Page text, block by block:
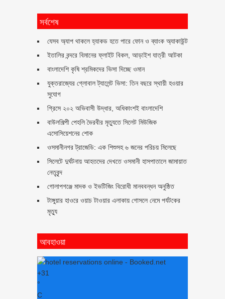
সর্বশেষ
যেসব অ্যাপ থাকলে হ্যাকড হতে পারে ফোন ও ব্যাংক অ্যাকাউন্ট
ইতালির বন্দরে বিমানের ফ্লাইট বিকল, আড়াইশ যাত্রী আটকা
বাংলাদেশি কৃষি শ্রমিকদের ভিসা দিচ্ছে ওমান
যুক্তরাজ্যের গ্লোবাল ট্যালেন্ট ভিসা: তিন বছরে স্থায়ী হওয়ার
সুযোগ
গ্রিসে ২০২ অভিবাসী উদ্ধার, অধিকাংশই বাংলাদেশি
বাউলশিল্পী পেহলি ভৈরবীর মৃত্যুতে সিলেট মিউজিক
এসোসিয়েশনের শোক
ওসমানীনগর ট্রাজেডি: এক শিশুসহ ৬ জনের পরিচয় মিলেছে
সিলেটে দুর্ঘটনায় আহতদের দেখতে ওসমানী হাসপাতালে জামায়াত
নেতৃবৃন্দ
গোলাপগঞ্জে মাদক ও ইভটিজিং বিরোধী মানববন্ধন অনুষ্ঠিত
টাঙ্গুয়ার হাওরে ওয়াচ টাওয়ার এলাকায় গোসলে নেমে পর্যটকের
মৃত্যু
আবহাওয়া
+31
°
C